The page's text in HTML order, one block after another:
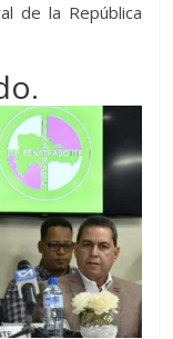
de la República